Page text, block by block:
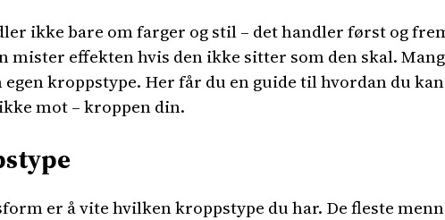
ikke bare om farger og stil – det handler først og
mister effekten hvis den ikke sitter som den skal.
kroppstype. Her får du en guide til hvordan du
mot – kroppen din.
er å vite hvilken kroppstype du har. De fleste